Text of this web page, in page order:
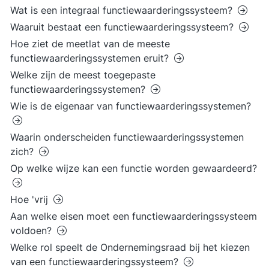
Wat is een integraal functiewaarderingssysteem?
Waaruit bestaat een functiewaarderingssysteem?
Hoe ziet de meetlat van de meeste
functiewaarderingssystemen eruit?
Welke zijn de meest toegepaste
functiewaarderingssystemen?
Wie is de eigenaar van functiewaarderingssystemen?
Waarin onderscheiden functiewaarderingssystemen
zich?
Op welke wijze kan een functie worden gewaardeerd?
Hoe 'vrij
Aan welke eisen moet een functiewaarderingssysteem
voldoen?
Welke rol speelt de Ondernemingsraad bij het kiezen
van een functiewaarderingssysteem?